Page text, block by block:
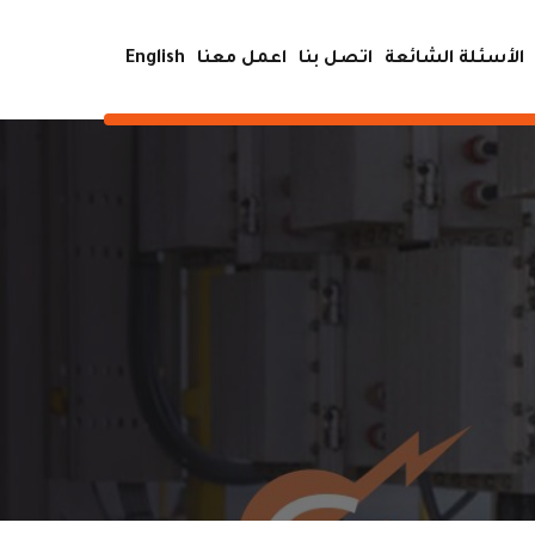
الأسئلة الشائعة اتصل بنا اعمل معنا English